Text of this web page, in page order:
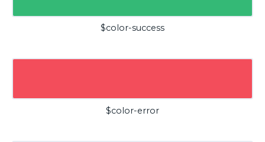
$color-success
$color-error